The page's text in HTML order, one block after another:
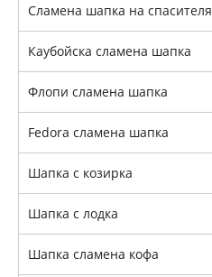
Сламена шапка на спасителя
Каубойска сламена шапка
Флопи сламена шапка
Fedora сламена шапка
Шапка с козирка
Шапка с лодка
Шапка сламена кофа